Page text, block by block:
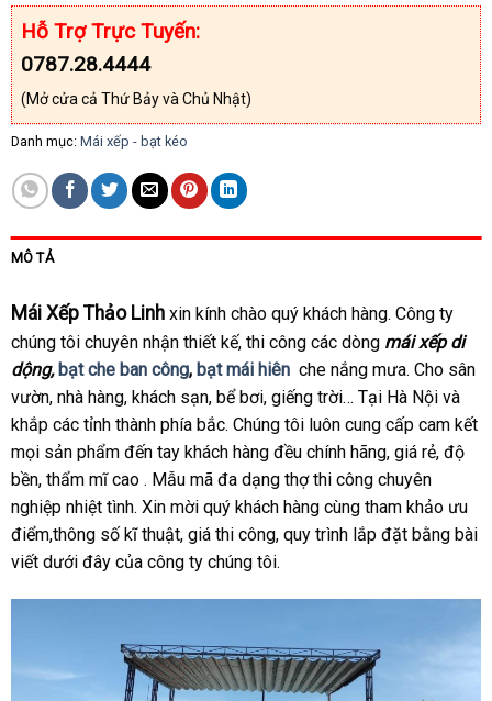
Hỗ Trợ Trực Tuyến:
0787.28.4444
(Mở cửa cả Thứ Bảy và Chủ Nhật)
Danh mục: Mái xếp - bạt kéo
MÔ TẢ
Mái Xếp Thảo Linhxin kính chào quý khách hàng. Công ty
chúng tôi chuyên nhận thiết kế, thi công các dòngmái xếp di
dộng, bạt che ban công, bạt mái hiên che nắng mưa. Cho sân
vườn, nhà hàng, khách sạn, bể bơi, giếng trời… Tại Hà Nội và
khắp các tỉnh thành phía bắc. Chúng tôi luôn cung cấp cam kết
mọi sản phẩm đến tay khách hàng đều chính hãng, giá rẻ, độ
bền, thẩm mĩ cao . Mẫu mã đa dạng thợ thi công chuyên
nghiệp nhiệt tình. Xin mời quý khách hàng cùng tham khảo ưu
điểm,thông số kĩ thuật, giá thi công, quy trình lắp đặt bằng bài
viết dưới đây của công ty chúng tôi.